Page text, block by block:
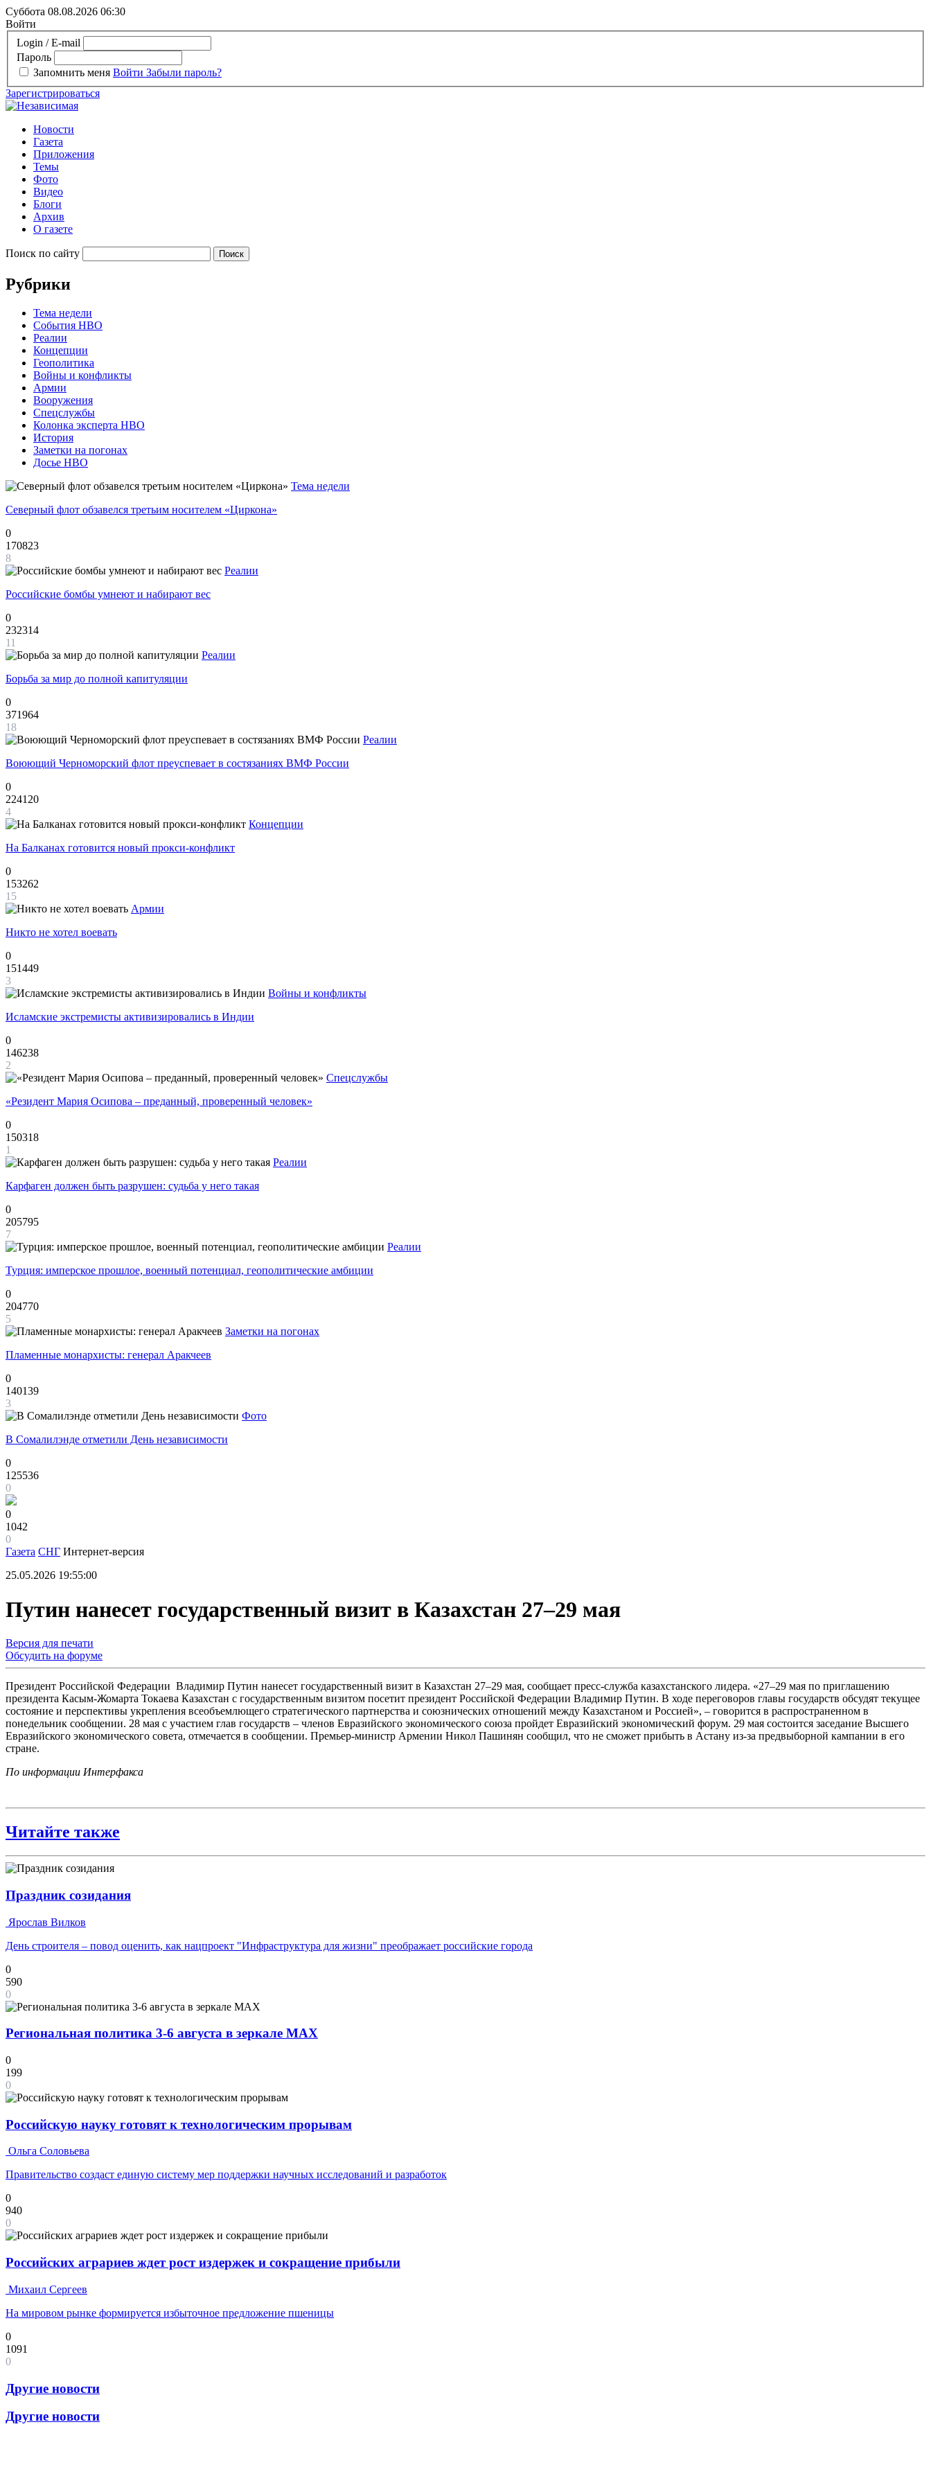
Суббота 08.08.2026 06:30
Войти
Login / E-mail
Пароль
Запомнить меня Войти Забыли пароль?
Зарегистрироваться
Новости
Газета
Приложения
Темы
Фото
Видео
Блоги
Архив
О газете
Поиск по сайту
Рубрики
Тема недели
События НВО
Реалии
Концепции
Геополитика
Войны и конфликты
Армии
Вооружения
Спецслужбы
Колонка эксперта НВО
История
Заметки на погонах
Досье НВО
Тема недели
Северный флот обзавелся третьим носителем «Циркона»
0
170823
8
Реалии
Российские бомбы умнеют и набирают вес
0
232314
11
Реалии
Борьба за мир до полной капитуляции
0
371964
18
Реалии
Воюющий Черноморский флот преуспевает в состязаниях ВМФ России
0
224120
4
Концепции
На Балканах готовится новый прокси-конфликт
0
153262
15
Армии
Никто не хотел воевать
0
151449
3
Войны и конфликты
Исламские экстремисты активизировались в Индии
0
146238
2
Спецслужбы
«Резидент Мария Осипова – преданный, проверенный человек»
0
150318
1
Реалии
Карфаген должен быть разрушен: судьба у него такая
0
205795
7
Реалии
Турция: имперское прошлое, военный потенциал, геополитические амбиции
0
204770
5
Заметки на погонах
Пламенные монархисты: генерал Аракчеев
0
140139
3
Фото
В Сомалилэнде отметили День независимости
0
125536
0
0
1042
0
Газета СНГ Интернет-версия
25.05.2026 19:55:00
Путин нанесет государственный визит в Казахстан 27–29 мая
Версия для печати
Обсудить на форуме
Президент Российской Федерации Владимир Путин нанесет государственный визит в Казахстан 27–29 мая, сообщает пресс-служба казахстанского лидера. «27–29 мая по приглашению
президента Касым-Жомарта Токаева Казахстан с государственным визитом посетит президент Российской Федерации Владимир Путин. В ходе переговоров главы государств обсудят текущее
состояние и перспективы укрепления всеобъемлющего стратегического партнерства и союзнических отношений между Казахстаном и Россией», – говорится в распространенном в
понедельник сообщении. 28 мая с участием глав государств – членов Евразийского экономического союза пройдет Евразийский экономический форум. 29 мая состоится заседание Высшего
Евразийского экономического совета, отмечается в сообщении. Премьер-министр Армении Никол Пашинян сообщил, что не сможет прибыть в Астану из-за предвыборной кампании в его
стране.
По информации Интерфакса
Читайте также
Праздник созидания
Ярослав Вилков
День строителя – повод оценить, как нацпроект "Инфраструктура для жизни" преображает российские города
0
590
0
Региональная политика 3-6 августа в зеркале MAX
0
199
0
Российскую науку готовят к технологическим прорывам
Ольга Соловьева
Правительство создаст единую систему мер поддержки научных исследований и разработок
0
940
0
Российских аграриев ждет рост издержек и сокращение прибыли
Михаил Сергеев
На мировом рынке формируется избыточное предложение пшеницы
0
1091
0
Другие новости
Другие новости